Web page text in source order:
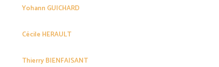
Yohann GUICHARD
Cécile HERAULT
Thierry BIENFAISANT